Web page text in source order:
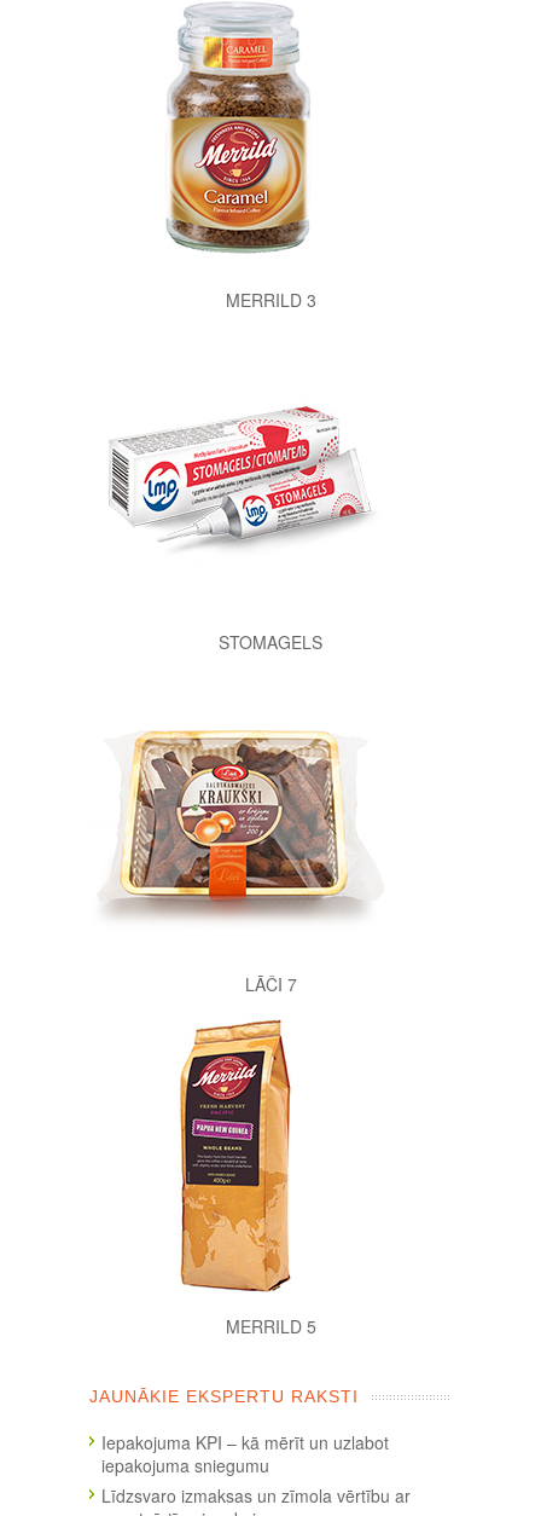
MERRILD 3
STOMAGELS
LĀČI 7
MERRILD 5
JAUNĀKIE EKSPERTU RAKSTI
Iepakojuma KPI – kā mērīt un uzlabot
iepakojuma sniegumu
Līdzsvaro izmaksas un zīmola vērtību ar